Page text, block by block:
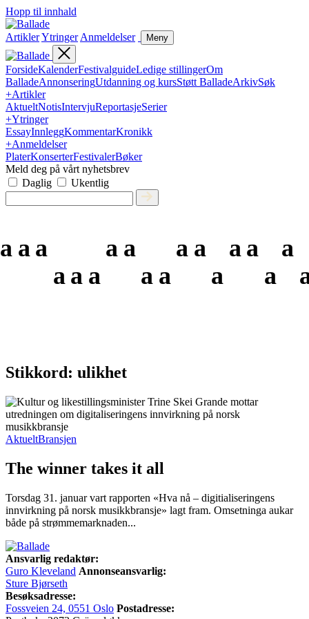
Hopp til innhald
ArtiklerYtringer Anmeldelser Meny
ForsideKalenderFestivalguideLedige stillingerOm
BalladeAnnonseringUtdanning og kursStøtt BalladeArkivSøk
+Artikler
AktueltNotisIntervjuReportasjeSerier
+Ytringer
EssayInnleggKommentarKronikk
+Anmeldelser
PlaterKonserterFestivalerBøker
Meld deg på vårt nyhetsbrev
Daglig
Ukentlig
a a a
a a
a a
a a
a a
a
a a
a
a
Stikkord: ulikhet
AktueltBransjen
The winner takes it all
Torsdag 31. januar vart rapporten «Hva nå – digitialiseringens
innvirkning på norsk musikkbransje» lagt fram. Omsetninga aukar
både på strømmemarknaden...
Ansvarlig redaktør:
Guro Kleveland Annonseansvarlig:
Sture Bjørseth
Besøksadresse:
Fossveien 24, 0551 Oslo Postadresse: